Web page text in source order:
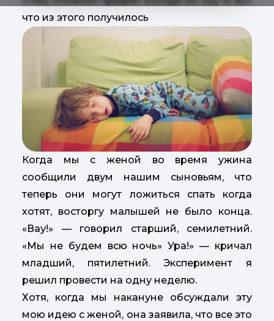
что из этого получилось
Когда мы с женой во время ужина
сообщили двум нашим сыновьям, что
теперь они могут ложиться спать когда
хотят, восторгу малышей не было конца.
«Вау!» — говорил старший, семилетний.
«Мы не будем всю ночь» Ура!» — кричал
младший, пятилетний. Эксперимент я
решил провести на одну неделю.
Хотя, когда мы накануне обсуждали эту
мою идею с женой, она заявила, что все это